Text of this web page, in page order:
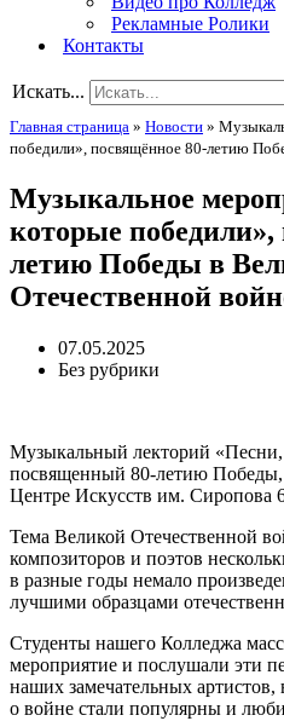
Рекламные Ролики
Контакты
Искать...
Главная страница » Новости »
победили», посвящённое 80-летию
Музыкальное
которые
летию Победы в
Отечественной
07.05.2025
Без рубрики
Музыкальный лекторий
посвященный 80-летию Победы,
Центре Искусств им. Сиропова
Тема Великой Отечественной
композиторов и поэтов
в разные годы немало
лучшими образцами
Студенты нашего Колледжа
мероприятие и послушали эти
наших замечательных
о войне стали популярны и